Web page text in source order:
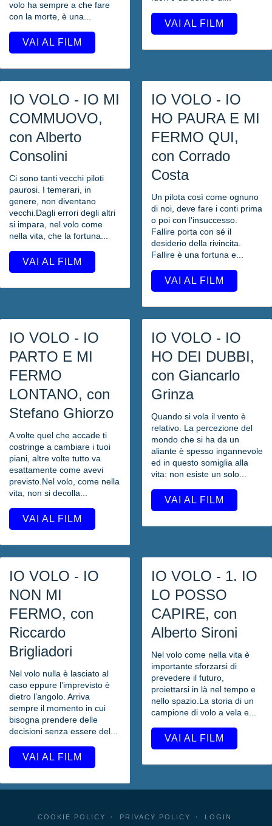
volo ha sempre a che fare
con la morte, è una...
VAI AL FILM
VAI AL FILM
IO VOLO - IO MI
COMMUOVO,
con Alberto
Consolini
Ci sono tanti vecchi piloti
paurosi. I temerari, in
genere, non diventano
vecchi.Dagli errori degli altri
si impara, nel volo come
nella vita, che la fortuna...
VAI AL FILM
IO VOLO - IO
HO PAURA E MI
FERMO QUI,
con Corrado
Costa
Un pilota così come ognuno
di noi, deve fare i conti prima
o poi con l’insuccesso.
Fallire porta con sé il
desiderio della rivincita.
Fallire è una fortuna e...
VAI AL FILM
IO VOLO - IO
PARTO E MI
FERMO
LONTANO, con
Stefano Ghiorzo
A volte quel che accade ti
costringe a cambiare i tuoi
piani, altre volte tutto va
esattamente come avevi
previsto.Nel volo, come nella
vita, non si decolla...
VAI AL FILM
IO VOLO - IO
HO DEI DUBBI,
con Giancarlo
Grinza
Quando si vola il vento è
relativo. La percezione del
mondo che si ha da un
aliante è spesso ingannevole
ed in questo somiglia alla
vita: non esiste un solo...
VAI AL FILM
IO VOLO - IO
NON MI
FERMO, con
Riccardo
Brigliadori
Nel volo nulla è lasciato al
caso eppure l’imprevisto è
dietro l’angolo. Arriva
sempre il momento in cui
bisogna prendere delle
decisioni senza essere del...
VAI AL FILM
IO VOLO - 1. IO
LO POSSO
CAPIRE, con
Alberto Sironi
Nel volo come nella vita è
importante sforzarsi di
prevedere il futuro,
proiettarsi in là nel tempo e
nello spazio.La storia di un
campione di volo a vela e...
VAI AL FILM
COOKIE POLICY PRIVACY POLICY LOGIN